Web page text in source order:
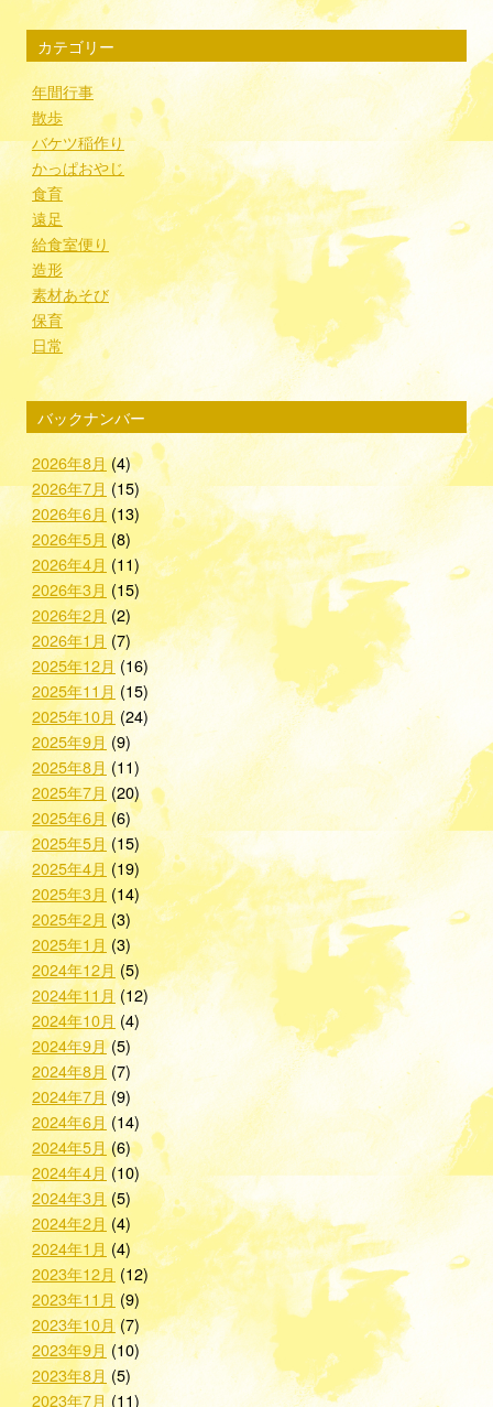
カテゴリー
年間行事
散歩
バケツ稲作り
かっぱおやじ
食育
遠足
給食室便り
造形
素材あそび
保育
日常
バックナンバー
2026年8月(4)
2026年7月(15)
2026年6月(13)
2026年5月 (8)
2026年4月 (11)
2026年3月 (15)
2026年2月 (2)
2026年1月(7)
2025年12月 (16)
2025年11月 (15)
2025年10月 (24)
2025年9月 (9)
2025年8月(11)
2025年7月 (20)
2025年6月 (6)
2025年5月(15)
2025年4月 (19)
2025年3月 (14)
2025年2月 (3)
2025年1月 (3)
2024年12月 (5)
2024年11月 (12)
2024年10月 (4)
2024年9月(5)
2024年8月(7)
2024年7月 (9)
2024年6月(14)
2024年5月(6)
2024年4月(10)
2024年3月(5)
2024年2月 (4)
2024年1月 (4)
2023年12月 (12)
2023年11月 (9)
2023年10月(7)
2023年9月 (10)
2023年8月 (5)
2023年7月(11)